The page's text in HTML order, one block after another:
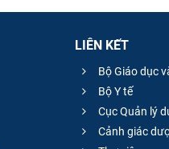
LIÊN KẾT
Bộ Giáo dục
Bộ Y tế
Cục Quản lý
Cảnh giác